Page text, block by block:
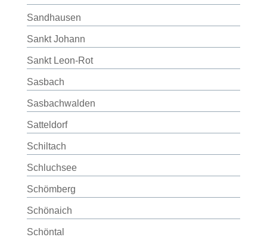
Sandhausen
Sankt Johann
Sankt Leon-Rot
Sasbach
Sasbachwalden
Satteldorf
Schiltach
Schluchsee
Schömberg
Schönaich
Schöntal